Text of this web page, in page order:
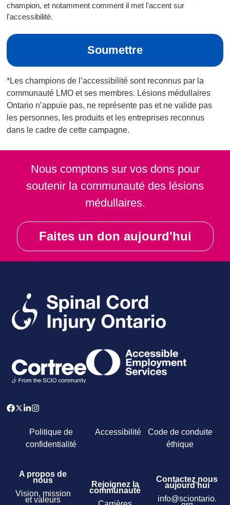
champion, et notamment comment il met l'accent sur
l'accessibilité.
*Les champions de l’accessibilité sont reconnus par la
communauté LMO et ses membres. Lésions médullaires
Ontario n’appuie pas, ne représente pas et ne valide pas
les personnes, les produits et les entreprises reconnus
dans le cadre de cette campagne.
Nous comptons sur vos dons pour
soutenir la communauté des lésions
médullaires.
Faites un don aujourd'hui
Politique de
confidentialité
Accessibilité
Code de conduite
éthique
A propos de
nous
Vision, mission
et valeurs
Rejoignez la
communauté
Contactez nous
aujourd’hui
info@sciontario.